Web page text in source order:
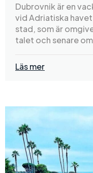
Dubrovnik är en
vid Adriatiska
stad, som är
talet och senare
Läs mer